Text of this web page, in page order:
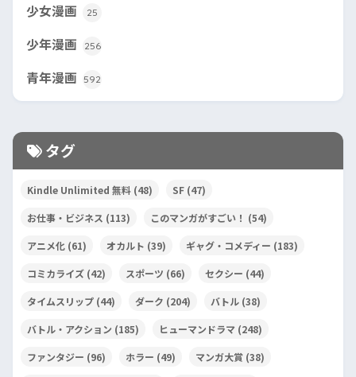
少女漫画 25
少年漫画 256
青年漫画 592
タグ
Kindle Unlimited 無料 (48) SF (47)
お仕事・ビジネス (113) このマンガがすごい！ (54)
アニメ化 (61) オカルト (39) ギャグ・コメディー (183)
コミカライズ (42) スポーツ (66) セクシー (44)
タイムスリップ (44) ダーク (204) バトル (38)
バトル・アクション (185) ヒューマンドラマ (248)
ファンタジー (96) ホラー (49) マンガ大賞 (38)